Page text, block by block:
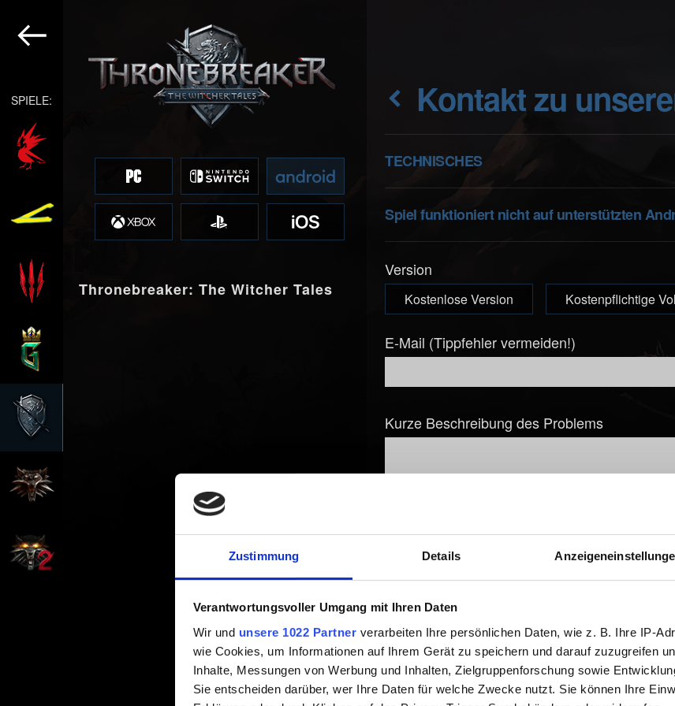
Zustimmung Details
Verantwortungsvoller Umgang mit Ihren Daten
Wir und unsere 1022 Partner verarbeiten Ihre persönlichen Daten, wie z. B. Ihre IP-
wie Cookies, um Informationen auf Ihrem Gerät zu speichern und darauf zuzugreifen
Inhalte, Messungen von Werbung und Inhalten, Zielgruppenforschung sowie
Sie entscheiden darüber, wer Ihre Daten für welche Zwecke nutzt. Sie können Ihre
SPIELE:
Thronebreaker: The Witcher Tales
Kontakt zu
TECHNISCHES
Spiel funktioniert nicht auf unterstützten
Version
Kostenlose Version Kostenpflichtige
E-Mail (Tippfehler vermeiden!)
Kurze Beschreibung des Problems
Datei hinzufügen
Du kannst deinem Bericht eine Datei anhängen, z.B.
Durchsuchen